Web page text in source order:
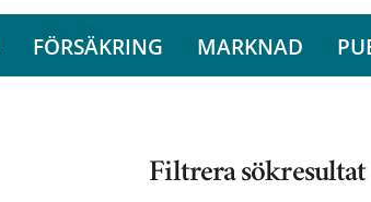
FÖRSÄKRING MARKNAD
Filtrera sökresultat